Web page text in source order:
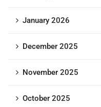
January 2026
December 2025
November 2025
October 2025